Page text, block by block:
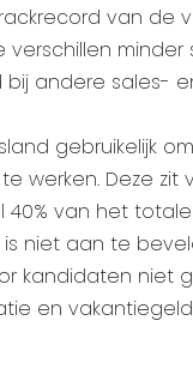
van de
verschillen minder
bij andere sales-
gebruikelijk
werken. Deze zit
40% van het
niet aan te
kandidaten niet
en